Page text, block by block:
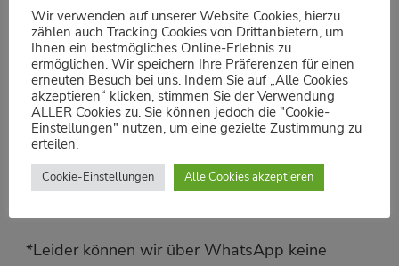
Wir kümmern uns sofort um die Bestellung.
Sobald uns Ihre Wunschfassung erreicht – ca. 1
bis 3 Werktage -, laden wir Sie gern zur
Anprobe zu uns ein oder senden auf Wunsch
Ihre Auswahl zur Anprobe zu Ihnen nach
Hause. Sofern unser Lieferant Preise angibt,
handelt es sich hierbei UVPs, die von unseren
*Leider können wir über WhatsApp keine
Wir verwenden auf unserer Website Cookies, hierzu
zählen auch Tracking Cookies von Drittanbietern, um
Ihnen ein bestmögliches Online-Erlebnis zu
ermöglichen. Wir speichern Ihre Präferenzen für einen
erneuten Besuch bei uns. Indem Sie auf „Alle Cookies
akzeptieren“ klicken, stimmen Sie der Verwendung
ALLER Cookies zu. Sie können jedoch die "Cookie-
Einstellungen" nutzen, um eine gezielte Zustimmung zu
erteilen.
Cookie-Einstellungen Alle Cookies akzeptieren